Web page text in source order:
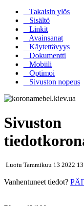
Takaisin ylös
Sisältö
Linkit
Avainsanat
Käytettävyys
Dokumentti
Mobiili
Optimoi
Sivuston nopeus
Sivuston
Luotu Tammikuu 13 2022
Vanhentuneet tiedot?